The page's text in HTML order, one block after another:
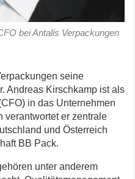
bei Antalis Verpackungen
seine
Andreas Kirschkamp ist als
in das Unternehmen
verantwortet er zentrale
und Österreich
BB Pack.
unter anderem